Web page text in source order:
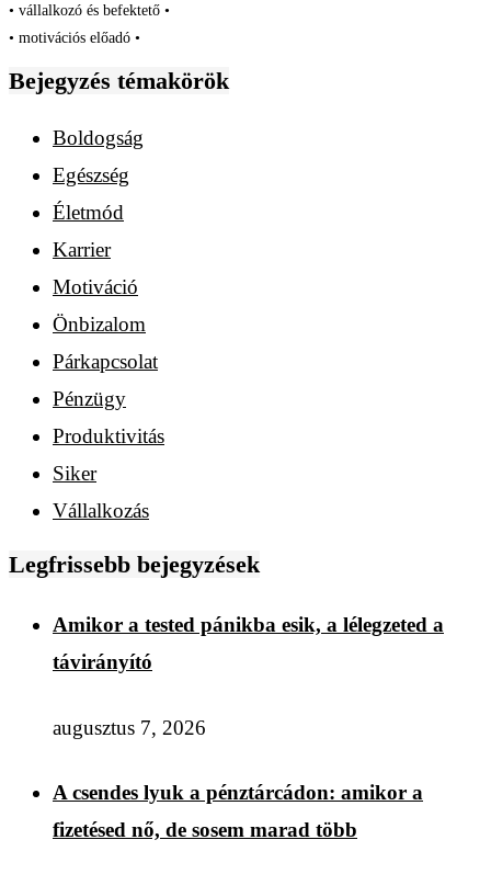
• vállalkozó és befektető •
• motivációs előadó •
Bejegyzés témakörök
Boldogság
Egészség
Életmód
Karrier
Motiváció
Önbizalom
Párkapcsolat
Pénzügy
Produktivitás
Siker
Vállalkozás
Legfrissebb bejegyzések
Amikor a tested pánikba esik, a lélegzeted a
távirányító
augusztus 7, 2026
A csendes lyuk a pénztárcádon: amikor a
fizetésed nő, de sosem marad több